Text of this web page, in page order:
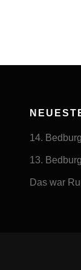
14.
13.
Das war